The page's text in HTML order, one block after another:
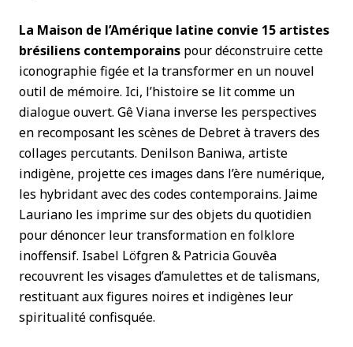
La Maison de l’Amérique latine convie 15 artistes
brésiliens contemporains pour déconstruire cette
iconographie figée et la transformer en un nouvel
outil de mémoire. Ici, l’histoire se lit comme un
dialogue ouvert. Gê Viana inverse les perspectives
en recomposant les scènes de Debret à travers des
collages percutants. Denilson Baniwa, artiste
indigène, projette ces images dans l’ère numérique,
les hybridant avec des codes contemporains. Jaime
Lauriano les imprime sur des objets du quotidien
pour dénoncer leur transformation en folklore
inoffensif. Isabel Löfgren & Patricia Gouvêa
recouvrent les visages d’amulettes et de talismans,
restituant aux figures noires et indigènes leur
spiritualité confisquée.